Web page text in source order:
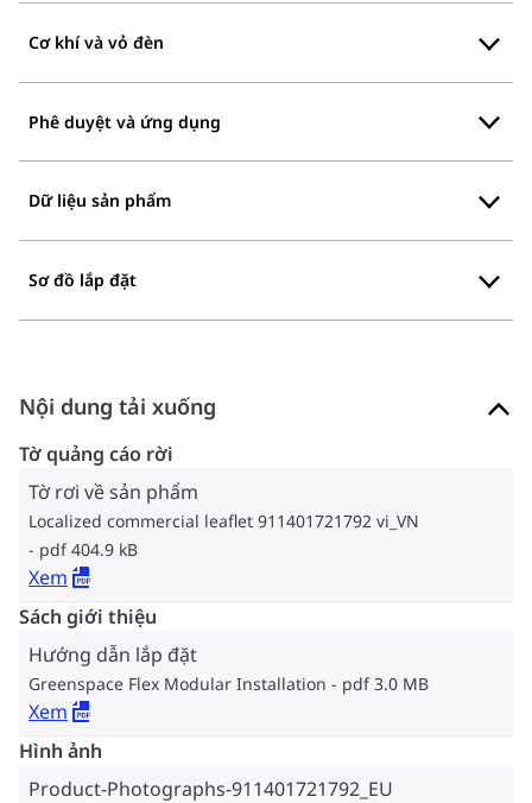
Cơ khí và vỏ đèn
Phê duyệt và ứng dụng
Dữ liệu sản phẩm
Sơ đồ lắp đặt
Nội dung tải xuống
Tờ quảng cáo rời
Tờ rơi về sản phẩm
Localized commercial leaflet 911401721792 vi_VN
pdf 404.9 kB
Xem
Sách giới thiệu
Hướng dẫn lắp đặt
Greenspace Flex Modular Installation pdf 3.0 MB
Xem
Hình ảnh
Product-Photographs-911401721792_EU